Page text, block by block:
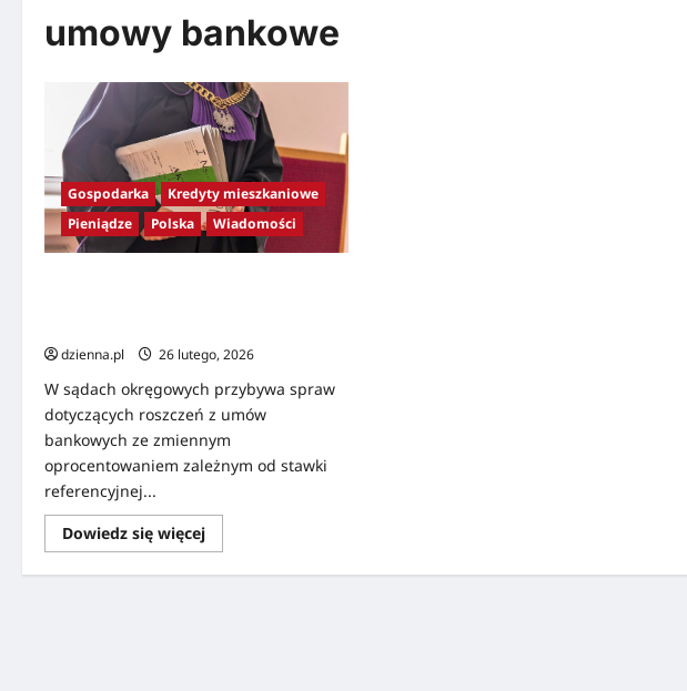
umowy bankowe
Gospodarka
Kredyty mieszkaniowe
Pieniądze
Polska Wiadomości
dzienna.pl
26 lutego, 2026
W sądach okręgowych przybywa spraw
dotyczących roszczeń z umów
bankowych ze zmiennym
oprocentowaniem zależnym od stawki
referencyjnej...
Dowiedz się więcej